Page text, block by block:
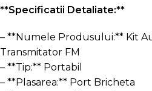
**Specificatii Detaliate:**
– **Numele Produsului:** Kit
Transmitator FM
– **Tip:** Portabil
– **Plasarea:** Port Bricheta